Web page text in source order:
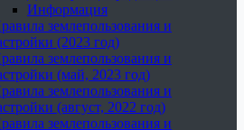
Информация
землепользования и
(2023 год)
землепользования и
(май, 2023 год)
землепользования и
(август, 2022 год)
землепользования и